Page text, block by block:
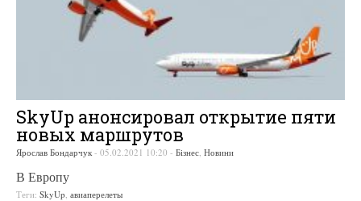
SkyUp анонсировал открытие пяти
новых маршрутов
Ярослав Бондарчук - 05.02.2021 10:20 - Бізнес Новини
В Европу
Теги: SkyUp авиаперелеты